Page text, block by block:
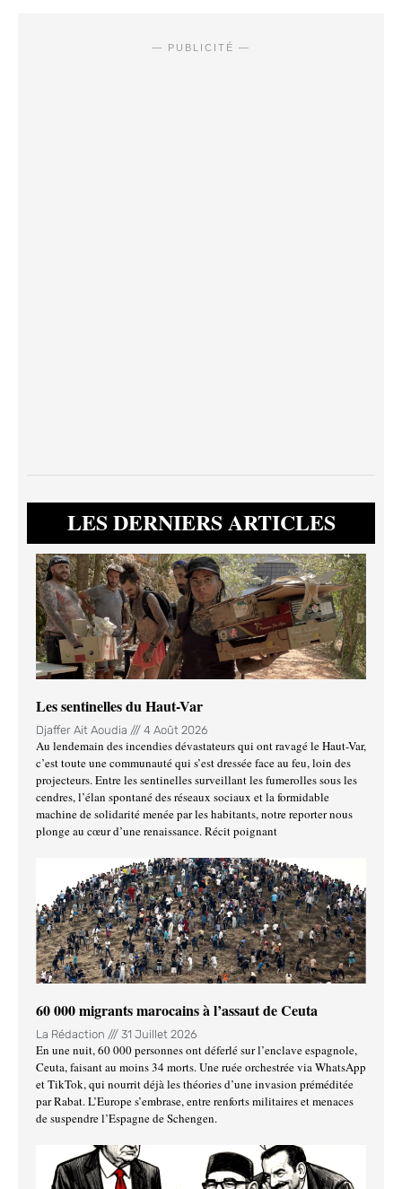
— PUBLICITÉ —
LES DERNIERS ARTICLES
Les sentinelles du Haut-Var
Djaffer Ait Aoudia 4 Août 2026
Au lendemain des incendies dévastateurs qui ont ravagé le Haut-Var,
c’est toute une communauté qui s’est dressée face au feu, loin des
projecteurs. Entre les sentinelles surveillant les fumerolles sous les
cendres, l’élan spontané des réseaux sociaux et la formidable
machine de solidarité menée par les habitants, notre reporter nous
plonge au cœur d’une renaissance. Récit poignant
60 000 migrants marocains à l’assaut de Ceuta
La Rédaction 31 Juillet 2026
En une nuit, 60 000 personnes ont déferlé sur l’enclave espagnole,
Ceuta, faisant au moins 34 morts. Une ruée orchestrée via WhatsApp
et TikTok, qui nourrit déjà les théories d’une invasion préméditée
par Rabat. L’Europe s’embrase, entre renforts militaires et menaces
de suspendre l’Espagne de Schengen.